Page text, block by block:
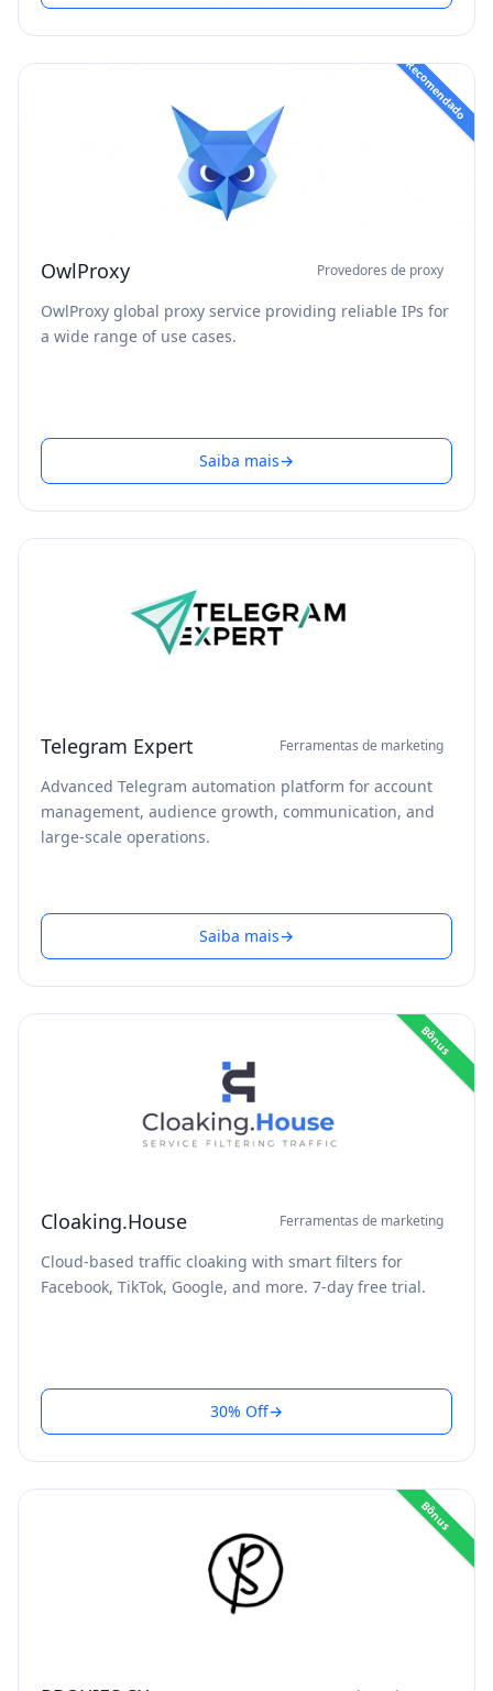
Recomendado
OwlProxy Provedores de proxy
OwlProxy global proxy service providing reliable IPs for
a wide range of use cases.
Saiba mais→
Telegram Expert Ferramentas de marketing
Advanced Telegram automation platform for account
management, audience growth, communication, and
large-scale operations.
Saiba mais→
Bônus
Cloaking.House Ferramentas de marketing
Cloud-based traffic cloaking with smart filters for
Facebook, TikTok, Google, and more. 7-day free trial.
30% Off→
Bônus